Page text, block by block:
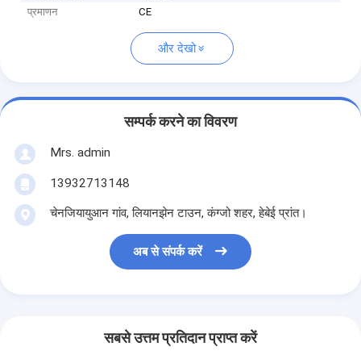
प्रमाणन
CE
और देखो
सम्पर्क करने का विवरण
Mrs. admin
13932713148
चेनजियायुआन गांव, लियानझेन टाउन, कंग्जो शहर, हेबेई प्रांत।
अब से संपर्क करें
सबसे उत्तम प्रतिदान प्राप्त करें